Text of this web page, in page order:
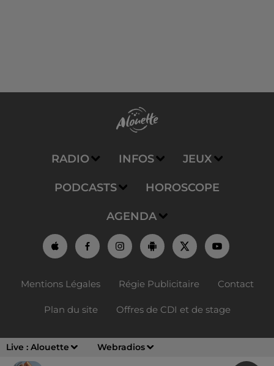
Live : Alouette Webradios
RADIO INFOS JEUX
PODCASTS HOROSCOPE
AGENDA
Mentions Légales Régie Publicitaire Contact
Plan du site Offres de CDI et de stage